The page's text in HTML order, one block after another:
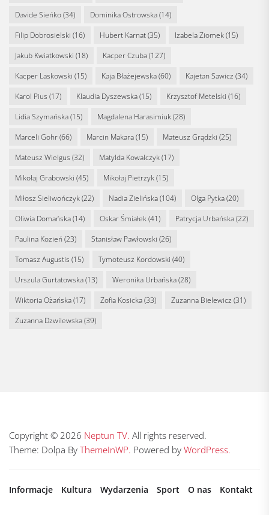
Davide Sieńko(34) Dominika Ostrowska(14)
Filip Dobrosielski (16) Hubert Karnat(35) Izabela Ziomek(15)
Jakub Kwiatkowski (18) Kacper Czuba(127)
Kacper Laskowski (15) Kaja Błażejewska(60) Kajetan Sawicz (34)
Karol Pius (17) Klaudia Dyszewska(15) Krzysztof Metelski (16)
Lidia Szymańska(15) Magdalena Harasimiuk(28)
Marceli Gohr(66) Marcin Makara(15) Mateusz Grądzki (25)
Mateusz Wielgus (32) Matylda Kowalczyk(17)
Mikołaj Grabowski (45) Mikołaj Pietrzyk(15)
Miłosz Sieliwończyk(22) Nadia Zielińska(104) Olga Pytka(20)
Oliwia Domańska(14) Oskar Śmiałek(41) Patrycja Urbańska(22)
Paulina Kozień (23) Stanisław Pawłowski (26)
Tomasz Augustis (15) Tymoteusz Kordowski (40)
Urszula Gurtatowska(13) Weronika Urbańska(28)
Wiktoria Ożańska(17) Zofia Kosicka(33) Zuzanna Bielewicz (31)
Zuzanna Dzwilewska(39)
Copyright © 2026 Neptun TV. All rights reserved.
Theme: Dolpa By ThemeInWP. Powered by WordPress.
Informacje Kultura Wydarzenia Sport O nas Kontakt